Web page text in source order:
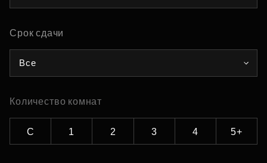
Срок сдачи
Все
Количество комнат
С 1 2 3 4 5+